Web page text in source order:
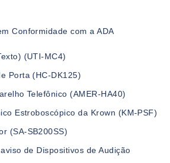
Conformidade com a ADA
(UTI-MC4)
Porta (HC-DK125)
Telefônico (AMER-HA40)
Estroboscópico da Krown (KM-PSF)
(SA-SB200SS)
de Dispositivos de Audição